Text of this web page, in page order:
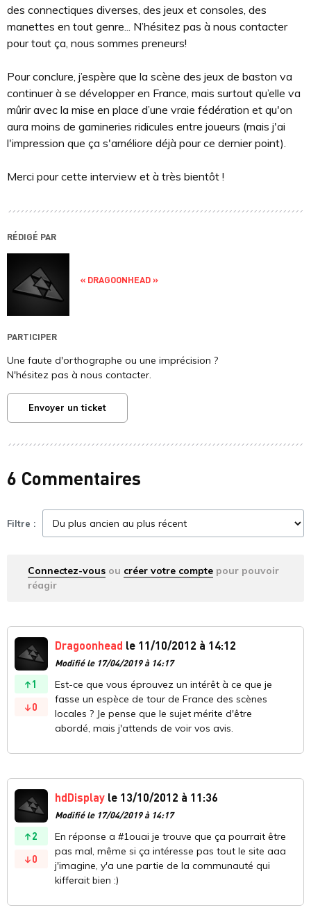
des connectiques diverses, des jeux et consoles, des
manettes en tout genre... N’hésitez pas à nous contacter
pour tout ça, nous sommes preneurs!
Pour conclure, j’espère que la scène des jeux de baston va
continuer à se développer en France, mais surtout qu’elle va
mûrir avec la mise en place d’une vraie fédération et qu'on
aura moins de gamineries ridicules entre joueurs (mais j'ai
l'impression que ça s'améliore déjà pour ce dernier point).
Merci pour cette interview et à très bientôt !
RÉDIGÉ PAR
« DRAGOONHEAD »
PARTICIPER
Une faute d'orthographe ou une imprécision ?
N'hésitez pas à nous contacter.
Envoyer un ticket
6 Commentaires
Filtre :
Connectez-vous ou créer votre compte pour pouvoir
réagir
1
0
Dragoonhead le 11/10/2012 à 14:12
Modifié le 17/04/2019 à 14:17
Est-ce que vous éprouvez un intérêt à ce que je
fasse un espèce de tour de France des scènes
locales ? Je pense que le sujet mérite d'être
abordé, mais j'attends de voir vos avis.
2
0
hdDisplay le 13/10/2012 à 11:36
Modifié le 17/04/2019 à 14:17
En réponse a #1ouai je trouve que ça pourrait être
pas mal, même si ça intéresse pas tout le site aaa
j'imagine, y'a une partie de la communauté qui
kifferait bien :)